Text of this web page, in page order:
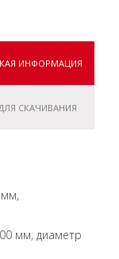
ИНФОРМАЦИЯ
СКАЧИВАНИЯ
мм, диаметр